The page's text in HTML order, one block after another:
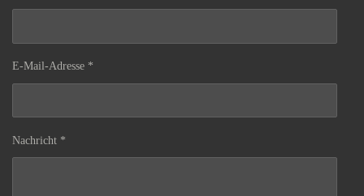
E-Mail-Adresse *
Nachricht *